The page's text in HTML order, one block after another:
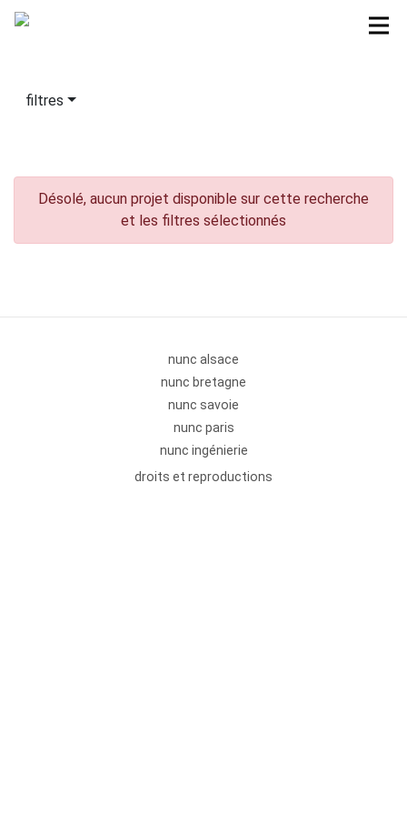
filtres
Désolé, aucun projet disponible sur cette recherche
et les filtres sélectionnés
nunc alsace
nunc bretagne
nunc savoie
nunc paris
nunc ingénierie
droits et reproductions